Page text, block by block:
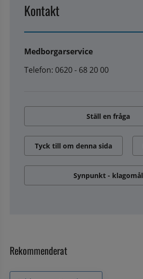
Kontakt
Medborgarservice
Telefon: 0620 - 68 20 00
Ställ en fråga
Tyck till om denna sida
Synpunkt - klagomål
Rekommenderat